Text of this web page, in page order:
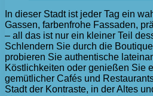
In dieser Stadt ist jeder Tag ein
Gassen, farbenfrohe Fassaden,
– all das ist nur ein kleiner Teil
Schlendern Sie durch die
probieren Sie authentische
Köstlichkeiten oder genießen Sie
gemütlicher Cafés und
Stadt der Kontraste, in der Altes